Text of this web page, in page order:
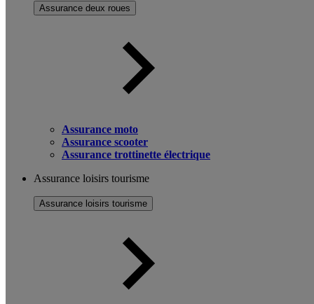
Assurance deux roues
Assurance moto
Assurance scooter
Assurance trottinette électrique
Assurance loisirs tourisme
Assurance loisirs tourisme